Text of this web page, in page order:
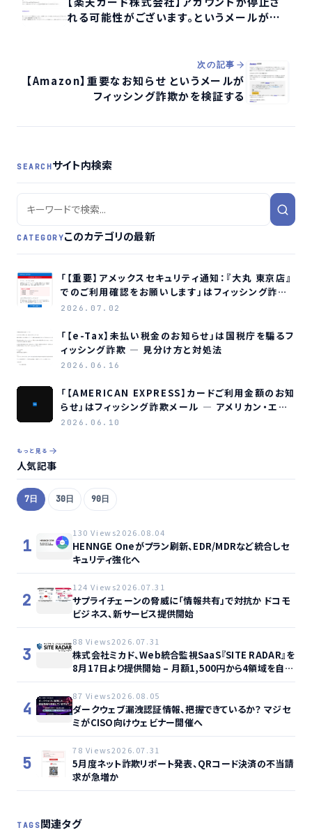
れる可能性がございます。というメールがフィ
次の記事
【Amazon】重要なお知らせ というメールが
フィッシング詐欺かを検証する
SEARCHサイト内検索
CATEGORYこのカテゴリの最新
「【重要】アメックスセキュリティ通知：『大丸 東京店』
でのご利用確認をお願いします」はフィッシング詐欺
メールです
2026.07.02
「【e-Tax】未払い税金のお知らせ」は国税庁を騙るフ
ィッシング詐欺 ― 見分け方と対処法
2026.06.16
「【AMERICAN EXPRESS】カードご利用金額のお知
らせ」はフィッシング詐欺メール ― アメリカン・エキ
スプレスを装う偽メールの見分け方
2026.06.10
もっと見る
人気記事
7日 30日 90日
1
130 Views2026.08.04
HENNGE Oneがプラン刷新、EDR/MDRなど統合しセ
キュリティ強化へ
2
124 Views2026.07.31
サプライチェーンの脅威に「情報共有」で対抗か ドコモ
ビジネス、新サービス提供開始
3
88 Views2026.07.31
株式会社ミカド、Web統合監視SaaS『SITE RADAR』を
8月17日より提供開始 – 月額1,500円から4領域を自動
監視、動的サイト…
4
87 Views2026.08.05
ダークウェブ漏洩認証情報、把握できているか？ マジセ
ミがCISO向けウェビナー開催へ
5
78 Views2026.07.31
5月度ネット詐欺リポート発表、QRコード決済の不当請
求が急増か
TAGS関連タグ